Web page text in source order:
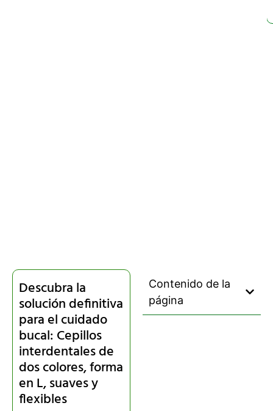
Descubra la
solución definitiva
para el cuidado
bucal: Cepillos
interdentales de
dos colores, forma
en L, suaves y
flexibles
Contenido de la
página